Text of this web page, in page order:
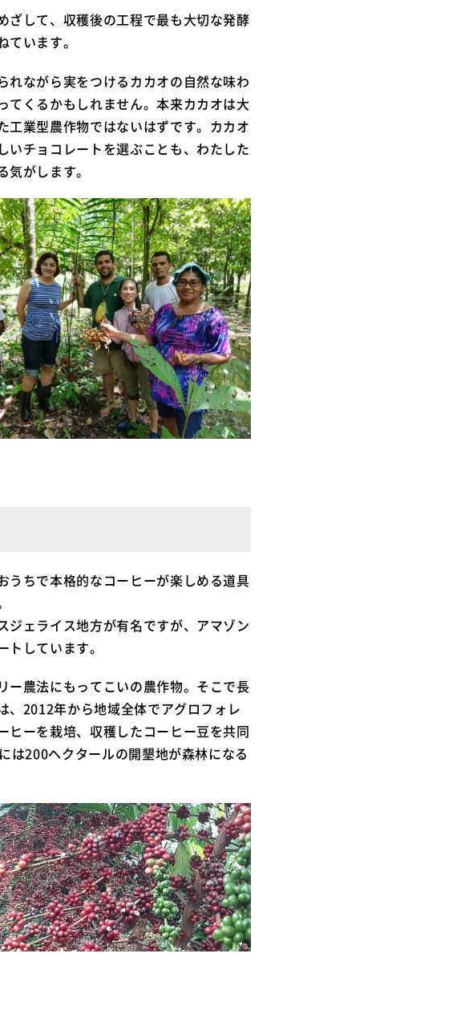
ざして、収穫後の工程で最も大切な発酵
います。
れながら実をつけるカカオの自然な味わ
てくるかもしれません。本来カカオは大
業型農作物ではないはずです。カカオ
いチョコレートを選ぶことも、わたした
がします。
うちで本格的なコーヒーが楽しめる道具
ジェライス地方が有名ですが、アマゾン
しています。
ー農法にもってこいの農作物。そこで長
、2012年から地域全体でアグロフォレ
ヒーを栽培、収穫したコーヒー豆を共同
は200ヘクタールの開墾地が森林になる